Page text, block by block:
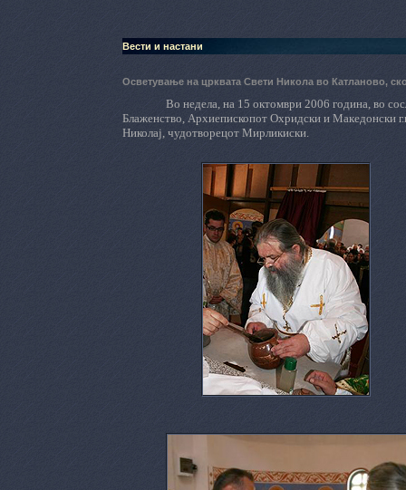
Вести и настани
Осветување на црквата Свети Никола во Катланово,
Во недела, на 15 октомври 2006 година, во
Блаженство, Архиепископот Охридски и Македонски
Николај, чудотворецот Мирликиски.